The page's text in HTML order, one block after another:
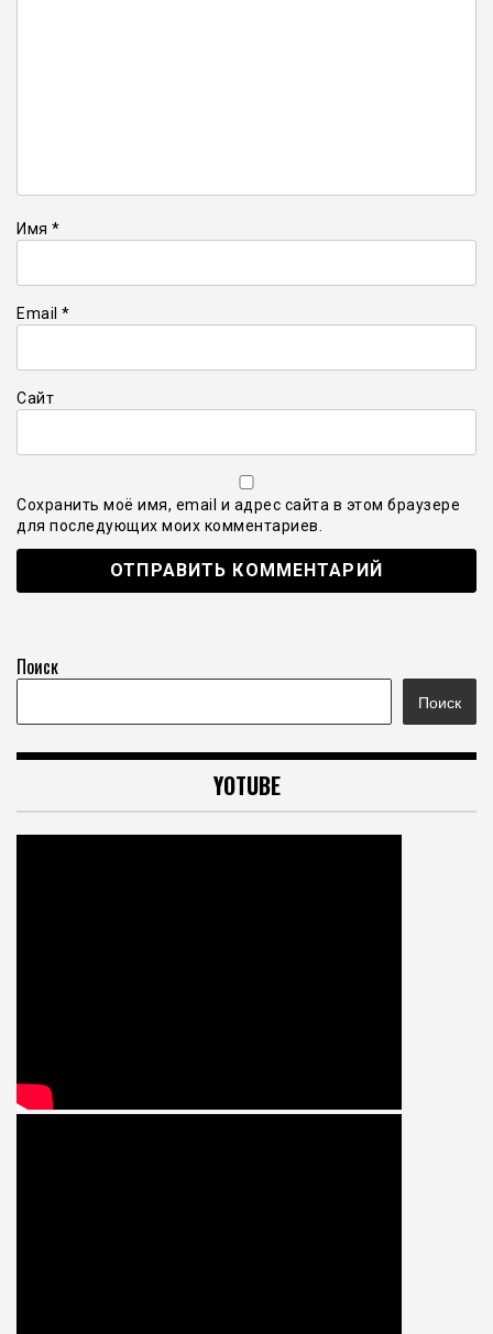
Имя *
Email *
Сайт
Сохранить моё имя, email и адрес сайта в этом браузере
для последующих моих комментариев.
Поиск
Поиск
YOTUBE